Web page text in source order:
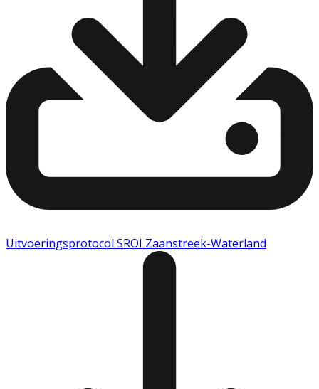
Uitvoeringsprotocol SROI Zaanstreek-Waterland